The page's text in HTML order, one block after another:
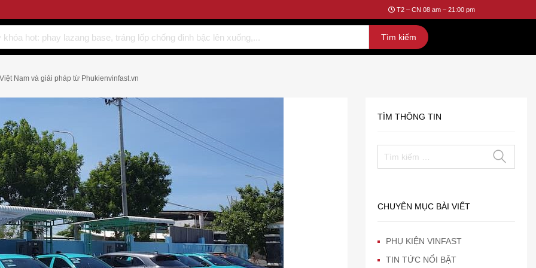
T2 – CN 08 am – 21:00 pm
Nam và giải pháp từ Phukienvinfast.vn
TÌM THÔNG TIN
CHUYÊN MỤC BÀI VIẾT
PHỤ KIỆN VINFAST
TIN TỨC NỔI BẬT